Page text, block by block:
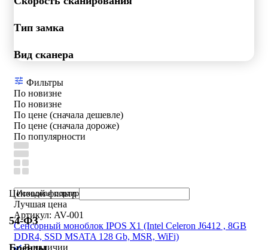
Тип замка
Вид сканера
Фильтры
По новизне
По новизне
По цене (сначала дешевле)
По цене (сначала дороже)
По популярности
Ценовой фильтр
54-ФЗ
Лучшая цена
Артикул: AV-001
Сенсорный моноблок IPOS X1 (Intel Celeron J6412 , 8GB
DDR4, SSD MSATA 128 Gb, MSR, WiFi)
В наличии